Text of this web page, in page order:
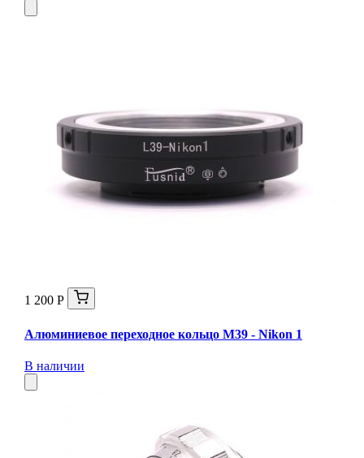
1 200 Р
Алюминиевое переходное кольцо M39 - Nikon 1
В наличии